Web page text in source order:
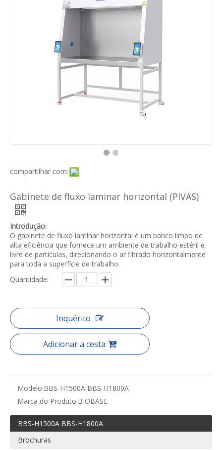
compartilhar com:
Gabinete de fluxo laminar horizontal (PIVAS)
Introdução:
O gabinete de fluxo laminar horizontal é um banco limpo de
alta eficiência que fornece um ambiente de trabalho estéril e
livre de partículas, direcionando o ar filtrado horizontalmente
para toda a superfície de trabalho.
Quantidade:
Inquérito
Adicionar a cesta
Modelo:BBS-H1500A BBS-H1800A
Marca do Produto:BIOBASE
BBS-H1500A BBS-H1800A
Brochuras